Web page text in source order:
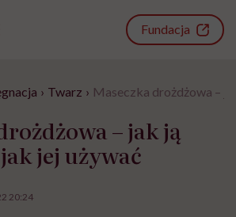
Fundacja
› Twarz › Maseczka drożdżowa –
– jak ją
jej używać
20:24